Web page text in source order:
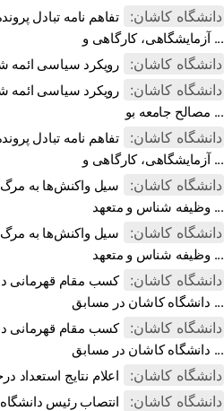
دانشگاه کاشان:
تفاهم نامه تبادل
آزمایشگاهی، کارگاهی و ...
دانشگاه کاشان: رویکرد سیاسی ائمه
دانشگاه کاشان:
رویکرد سیاسی ائمه
مصالح جامعه بو ...
دانشگاه کاشان:
تفاهم نامه تبادل
آزمایشگاهی، کارگاهی و ...
دانشگاه کاشان:
سیل واکنش‌ها به مرگ
وظیفه شناس و متعهد ...
دانشگاه کاشان:
سیل واکنش‌ها به مرگ
وظیفه شناس و متعهد ...
دانشگاه کاشان:
کسب مقام قهرمانی
دانشگاه کاشان در مسابق ...
دانشگاه کاشان:
کسب مقام قهرمانی
دانشگاه کاشان در مسابق ...
دانشگاه کاشان: اعلام نتایج استعداد
دانشگاه کاشان:
انتصاب رئیس